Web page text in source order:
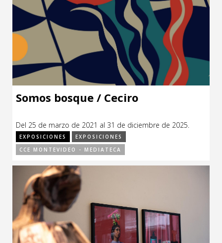
Somos bosque / Ceciro
Del 25 de marzo de 2021 al 31 de diciembre de 2025.
EXPOSICIONES
EXPOSICIONES
CCE MONTEVIDEO - MEDIATECA